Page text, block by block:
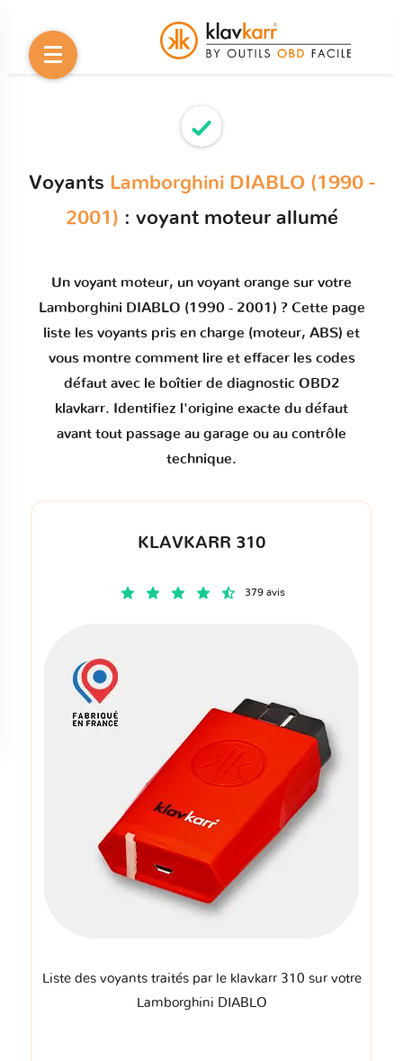
Voyants Lamborghini DIABLO (1990 -
2001) : voyant moteur allumé
Un voyant moteur, un voyant orange sur votre
Lamborghini DIABLO (1990 - 2001) ? Cette page
liste les voyants pris en charge (moteur, ABS) et
vous montre comment lire et effacer les codes
défautavec le boîtier de diagnostic OBD2
klavkarr. Identifiez l'origine exacte du défaut
avant tout passage au garage ou au contrôle
technique.
KLAVKARR 310
379 avis
Liste des voyants traités par le klavkarr 310 sur votre
Lamborghini DIABLO